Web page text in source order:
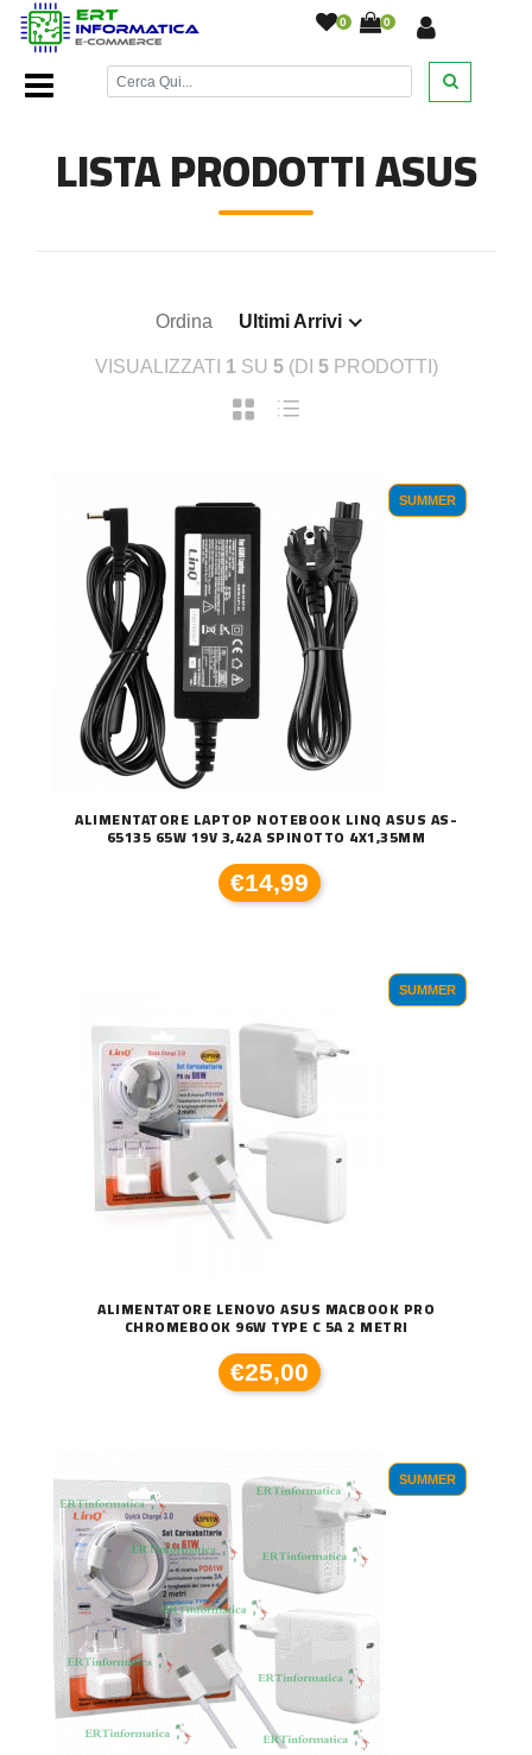
0 0
Home Page/Notebook e Accessori/Alimentatori/ Asus
LISTA PRODOTTI ASUS
Ordina Ultimi Arrivi
VISUALIZZATI 1 SU 5(DI 5PRODOTTI)
SUMMER
ALIMENTATORE LAPTOP NOTEBOOK LINQ ASUS AS-
65135 65W 19V 3,42A SPINOTTO 4X1,35MM
€14,99
SUMMER
ALIMENTATORE LENOVO ASUS MACBOOK PRO
CHROMEBOOK 96W TYPE C 5A 2 METRI
€25,00
SUMMER